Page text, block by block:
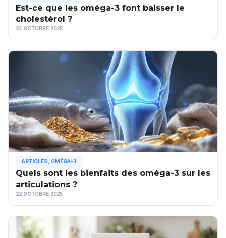
Est-ce que les oméga-3 font baisser le
cholestérol ?
23 OCTOBRE 2025
ARTICLES, OMÉGA-3
Quels sont les bienfaits des oméga-3 sur les
articulations ?
22 OCTOBRE 2025